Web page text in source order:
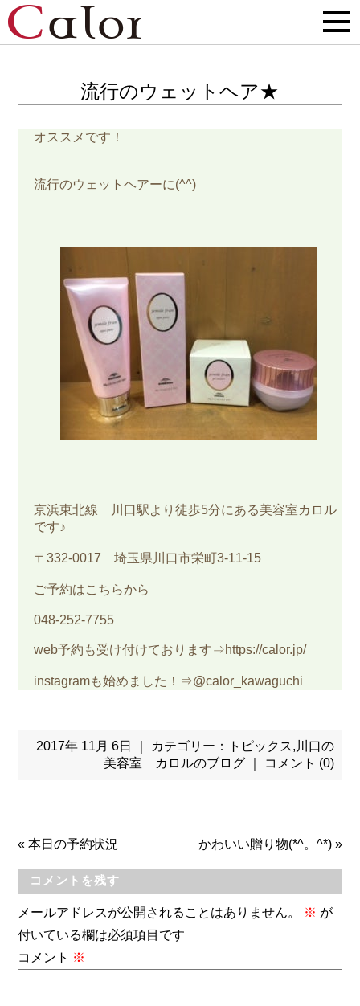
流行のウェットヘア★
オススメです！
流行のウェットヘアーに(^^)
京浜東北線 川口駅より徒歩5分にある美容室カロル
です♪
〒332-0017 埼玉県川口市栄町3-11-15
ご予約はこちらから
048-252-7755
web予約も受け付けております⇒https://calor.jp/
instagramも始めました！⇒@calor_kawaguchi
2017年 11月 6日 ｜ カテゴリー： トピックス, 川口の
美容室 カロルのブログ｜ コメント (0)
«本日の予約状況 かわいい贈り物(*^。^*)»
コメントを残す
メールアドレスが公開されることはありません。 ※ が
付いている欄は必須項目です
コメント ※